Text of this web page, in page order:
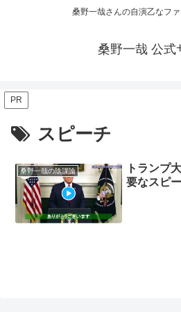
桑野一哉さんの自演乙なファ
桑野一哉 公式
PR
スピーチ
桑野一哉の陰謀論
トランプ
要なスピ